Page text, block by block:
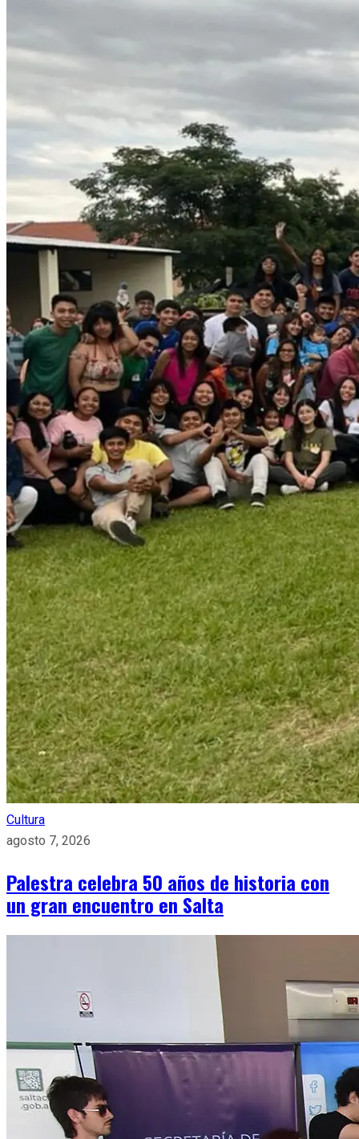
Cultura
agosto 7, 2026
Palestra celebra 50 años de historia con
un gran encuentro en Salta